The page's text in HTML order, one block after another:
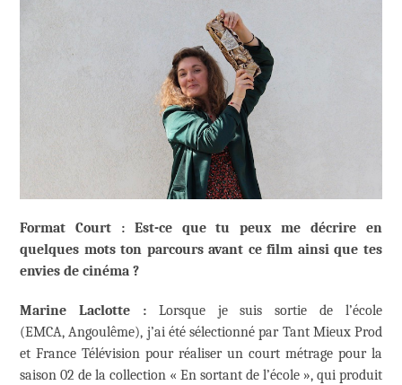
Format Court : Est-ce que tu peux me décrire en
quelques mots ton parcours avant ce film ainsi que tes
envies de cinéma ?
Marine Laclotte :Lorsque je suis sortie de l’école
(EMCA, Angoulême), j’ai été sélectionné par Tant Mieux Prod
et France Télévision pour réaliser un court métrage pour la
saison 02 de la collection « En sortant de l’école », qui produit